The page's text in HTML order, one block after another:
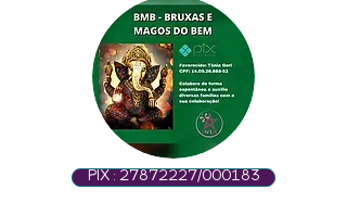
PIX : 27872227/000183